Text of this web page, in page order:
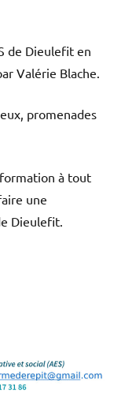
de Dieulefit en
Valérie Blache.
promenades
à tout
une
Dieulefit.